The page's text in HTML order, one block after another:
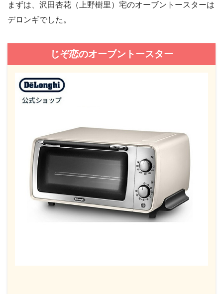
まずは、沢田杏花（上野樹里）宅のオーブントースターは
デロンギでした。
じぞ恋のオーブントースター